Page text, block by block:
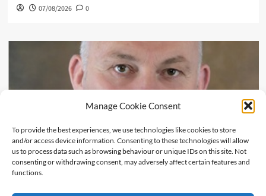
Manage Cookie Consent
To provide the best experiences, we use technologies like cookies to store
and/or access device information. Consenting to these technologies will allow
us to process data such as browsing behaviour or unique IDs on this site. Not
consenting or withdrawing consent, may adversely affect certain features and
functions.
07/08/2026 0
Art Kulture